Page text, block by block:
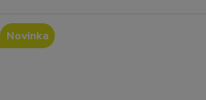
Novinka